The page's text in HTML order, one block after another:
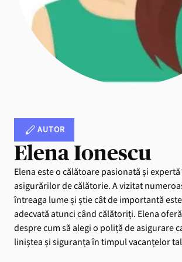
AUTOR
Elena Ionescu
Elena este o călătoare pasionată și
asigurărilor de călătorie. A vizitat
întreaga lume și știe cât de importantă
adecvată atunci când călătoriți. Elena
despre cum să alegi o poliță de asigurare
liniștea și siguranța în timpul vacanțelor